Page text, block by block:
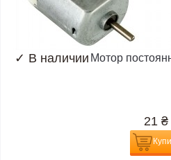
✓ В наличии Мотор
21 ₴